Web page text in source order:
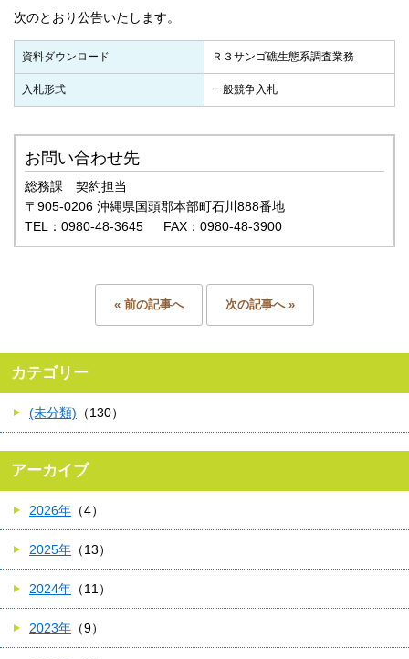
次のとおり公告いたします。
資料ダウンロード Ｒ３サンゴ礁生態系調査業務
入札形式 一般競争入札
お問い合わせ先
総務課 契約担当
〒905-0206 沖縄県国頭郡本部町石川888番地
TEL：0980-48-3645 FAX：0980-48-3900
« 前の記事へ 次の記事へ »
カテゴリー
(未分類) （130）
アーカイブ
2026年 （4）
2025年 （13）
2024年 （11）
2023年 （9）